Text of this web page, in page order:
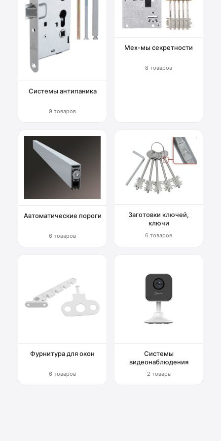
Системы антипаника
9 товаров
Мех-мы секретности
8 товаров
Автоматические пороги
6 товаров
Заготовки ключей,
ключи
6 товаров
Фурнитура для окон
6 товаров
Системы
видеонаблюдения
2 товара